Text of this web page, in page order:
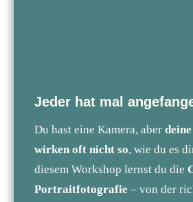
Jeder hat mal
Du hast eine Kamera, aber
wirken oft nicht so, wie du es
diesem Workshop lernst du die
Portraitfotografie – von der